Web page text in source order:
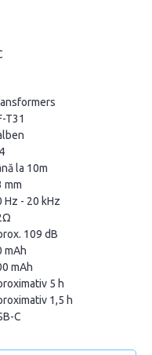
T31
la 10m
mm
Hz - 20 kHz
109 dB
mAh
mAh
5 h
1,5 h
C